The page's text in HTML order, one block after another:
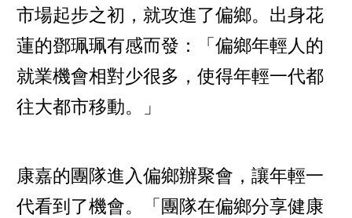
市場起步之初，就攻進了偏鄉。出身花
蓮的鄧珮珮有感而發：「偏鄉年輕人的
就業機會相對少很多，使得年輕一代都
往大都市移動。」
康嘉的團隊進入偏鄉辦聚會，讓年輕一
代看到了機會。「團隊在偏鄉分享健康